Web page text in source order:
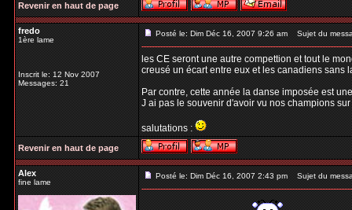
Revenir en haut de page
fredo
1ère lame
Inscrit le: 12 Nov 2007
Messages: 21
Posté le: Dim Déc 16, 2007 9:26 am Sujet du
les CE seront une autre compettion et tout le
creusé un écart entre eux et les canadiens sans
Par contre, cette année la danse imposée est
J ai pas le souvenir d'avoir vu nos champions
salutations :
Revenir en haut de page
Alex
fine lame
Posté le: Dim Déc 16, 2007 2:43 pm Sujet du